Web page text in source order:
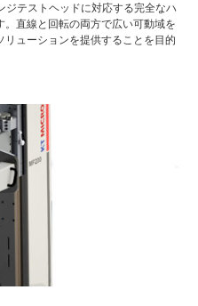
テストヘッドに対応する完全なハ
直線と回転の両方で広い可動域を
ューションを提供することを目的